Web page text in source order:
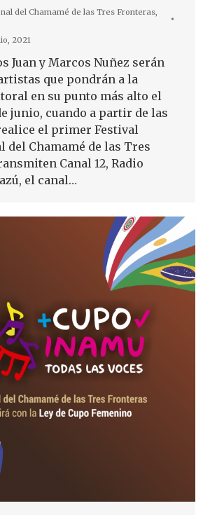
del Chamamé de las Tres Fronteras,
2021
Juan y Marcos Nuñez serán
que pondrán a la
en su punto más alto el
junio, cuando a partir de las
el primer Festival
del Chamamé de las Tres
Canal 12, Radio
el canal…